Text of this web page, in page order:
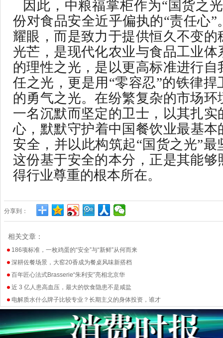
因此，中粮福掌柜作为“国货之
份对食品安全近乎偏执的“责任心
耀眼，而是致力于提供恒久不变的
光芒，是现代化农业与食品工业体
的理性之光，是以更高标准进行自
任之光，更是用“零容忍”的铁律
的勇气之光。在纷繁复杂的市场环
一名沉默而坚定的卫士，以其扎实
心，默默守护着中国餐饮业最基
安全，并以此构筑起“国货之光”
这份基于安全的本分，正是其能够
得行业尊重的根本所在。
分享到：
相关文章：
186项标准，一枚鸡蛋的“安全”与“新鲜”从何而来
深耕佐餐场景，大窑20香成为餐桌风味新搭档
百年匠心法式Brasserie“朱利安”亮相北京华
近 3 亿人患高血压，最大的饮食隐患不是咸盐
电解质水什么牌子比较专业？长期主义的身体投资，谁才